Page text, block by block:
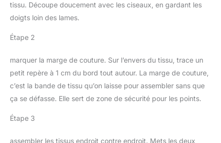
les manches, etc., et sur
température sans
grand réservoir de 300ml
pour un usage simple au
quotidien.
uniforme de la chaleur
réservoir : Réglage de
avec réservoir d’eau de
210 ml, permettant de
repasser une charge
verticale pour les
tissu. Découpe doucement avec les ciseaux, en gardant les
doigts loin des lames.
Étape 2
marquer la marge de couture. Sur l’envers du tissu, trace un
petit repère à 1 cm du bord tout autour. La marge de couture,
c’est la bande de tissu qu’on laisse pour assembler sans que
ça se défasse. Elle sert de zone de sécurité pour les points.
Étape 3
assembler les tissus endroit contre endroit. Mets les deux